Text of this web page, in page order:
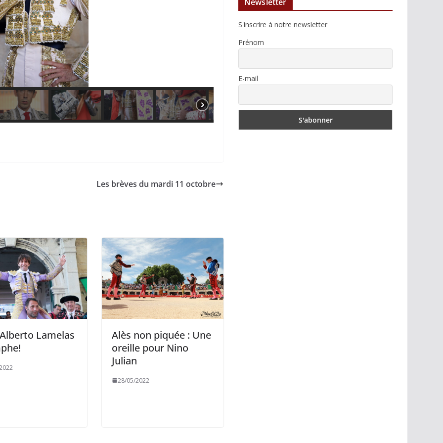
Les brèves du mardi 11 octobre
Lamelas
Alès non piquée : Une
oreille pour Nino
Julian
28/05/2022
S'inscrire à notre newsletter
Prénom
E-mail